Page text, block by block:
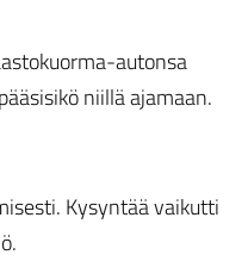
autonsa
niillä ajamaan.
Kysyntää vaikutti